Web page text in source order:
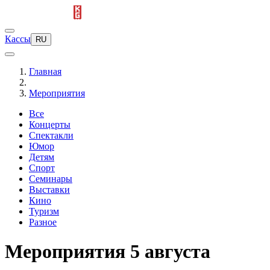
Кассы RU
Главная
Мероприятия
Все
Концерты
Спектакли
Юмор
Детям
Спорт
Семинары
Выставки
Кино
Туризм
Разное
Мероприятия 5 августа